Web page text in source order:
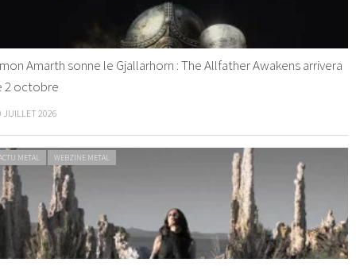
Amarth sonne le Gjallarhorn : The Allfather Awakens arrivera
2 octobre
JUILLET 2026
METAL WEBZINE METAL